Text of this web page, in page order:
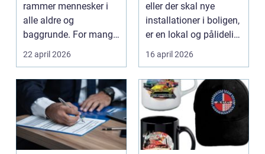
rammer mennesker i
alle aldre og
baggrunde. For mange
starter det med
hyggedrik på ...
22 april 2026
eller der skal nye
installationer i boligen,
er en lokal og pålidelig
elektrik...
16 april 2026